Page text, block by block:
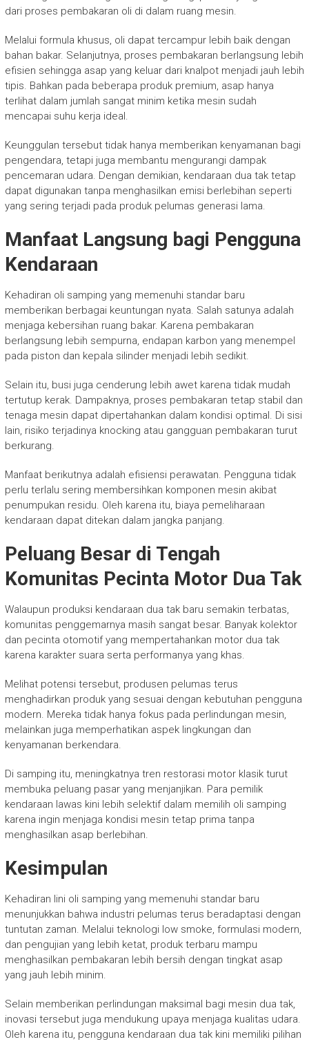
dari proses pembakaran oli di dalam ruang mesin.
Melalui formula khusus, oli dapat tercampur lebih baik dengan
bahan bakar. Selanjutnya, proses pembakaran berlangsung lebih
efisien sehingga asap yang keluar dari knalpot menjadi jauh lebih
tipis. Bahkan pada beberapa produk premium, asap hanya
terlihat dalam jumlah sangat minim ketika mesin sudah
mencapai suhu kerja ideal.
Keunggulan tersebut tidak hanya memberikan kenyamanan bagi
pengendara, tetapi juga membantu mengurangi dampak
pencemaran udara. Dengan demikian, kendaraan dua tak tetap
dapat digunakan tanpa menghasilkan emisi berlebihan seperti
yang sering terjadi pada produk pelumas generasi lama.
Manfaat Langsung bagi Pengguna
Kendaraan
Kehadiran oli samping yang memenuhi standar baru
memberikan berbagai keuntungan nyata. Salah satunya adalah
menjaga kebersihan ruang bakar. Karena pembakaran
berlangsung lebih sempurna, endapan karbon yang menempel
pada piston dan kepala silinder menjadi lebih sedikit.
Selain itu, busi juga cenderung lebih awet karena tidak mudah
tertutup kerak. Dampaknya, proses pembakaran tetap stabil dan
tenaga mesin dapat dipertahankan dalam kondisi optimal. Di sisi
lain, risiko terjadinya knocking atau gangguan pembakaran turut
berkurang.
Manfaat berikutnya adalah efisiensi perawatan. Pengguna tidak
perlu terlalu sering membersihkan komponen mesin akibat
penumpukan residu. Oleh karena itu, biaya pemeliharaan
kendaraan dapat ditekan dalam jangka panjang.
Peluang Besar di Tengah
Komunitas Pecinta Motor Dua Tak
Walaupun produksi kendaraan dua tak baru semakin terbatas,
komunitas penggemarnya masih sangat besar. Banyak kolektor
dan pecinta otomotif yang mempertahankan motor dua tak
karena karakter suara serta performanya yang khas.
Melihat potensi tersebut, produsen pelumas terus
menghadirkan produk yang sesuai dengan kebutuhan pengguna
modern. Mereka tidak hanya fokus pada perlindungan mesin,
melainkan juga memperhatikan aspek lingkungan dan
kenyamanan berkendara.
Di samping itu, meningkatnya tren restorasi motor klasik turut
membuka peluang pasar yang menjanjikan. Para pemilik
kendaraan lawas kini lebih selektif dalam memilih oli samping
karena ingin menjaga kondisi mesin tetap prima tanpa
menghasilkan asap berlebihan.
Kesimpulan
Kehadiran lini oli samping yang memenuhi standar baru
menunjukkan bahwa industri pelumas terus beradaptasi dengan
tuntutan zaman. Melalui teknologi low smoke, formulasi modern,
dan pengujian yang lebih ketat, produk terbaru mampu
menghasilkan pembakaran lebih bersih dengan tingkat asap
yang jauh lebih minim.
Selain memberikan perlindungan maksimal bagi mesin dua tak,
inovasi tersebut juga mendukung upaya menjaga kualitas udara.
Oleh karena itu, pengguna kendaraan dua tak kini memiliki pilihan